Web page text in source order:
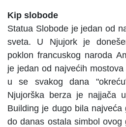
Kip slobode
Statua Slobode je jedan od
sveta. U Njujork je
poklon francuskog naroda
je jedan od najvećih
u se svakog dana
Njujorška berza je najjača
Building je dugo bila
do danas ostala simbol